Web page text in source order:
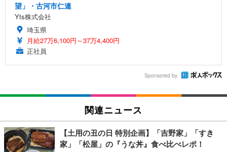
望」・古河市仁連
Yts株式会社
埼玉県
月給27万6,100円～37万4,400円
正社員
Sponsored by
関連ニュース
【土用の丑の日 特別企画】「吉野家」「すき
家」「松屋」の『うな丼』食べ比べレポ！